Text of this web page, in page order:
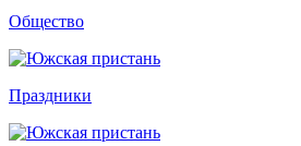
Общество
Праздники